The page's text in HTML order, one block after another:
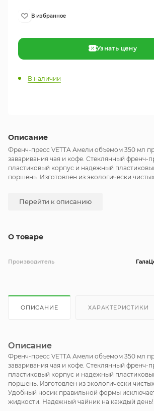
Описание
Френч-пресс VETTA Амели объемом 350 мл
заваривания чая и кофе. Стеклянный френч-
пластиковый корпус и надежный
поршень. Изготовлен из экологически
Перейти к описанию
О товаре
Производитель
Узнать цену
В наличии
ОПИСАНИЕ ХАРАКТЕРИСТИКИ
Описание
Френч-пресс VETTA Амели объемом 350 мл
заваривания чая и кофе. Стеклянный френч-
пластиковый корпус и надежный
поршень. Изготовлен из экологически
Удобный носик правильной формы
жидкости. Надежный чайник на каждый день!